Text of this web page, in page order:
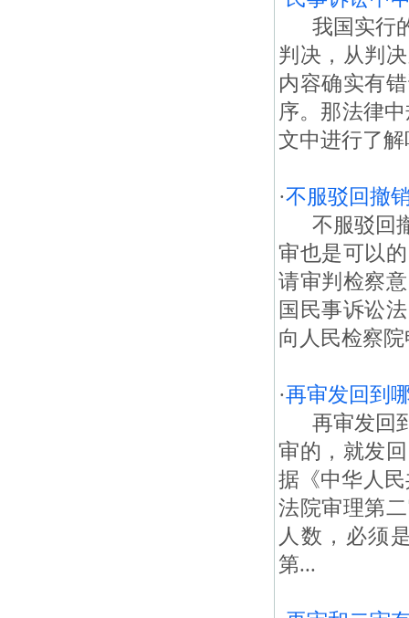
我国实行的
判决，从判
内容确实有
序。那法律
文中进行了
·不服驳回撤
不服驳回撤
审也是可以
请审判检察
国民事诉讼
向人民检察
·再审发回到
再审发回到
审的，就发
据《中华人
法院审理第
人数，必须
第...